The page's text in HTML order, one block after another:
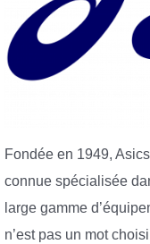
Fondée en 1949,
connue spécialisée
large gamme
n’est pas un mot